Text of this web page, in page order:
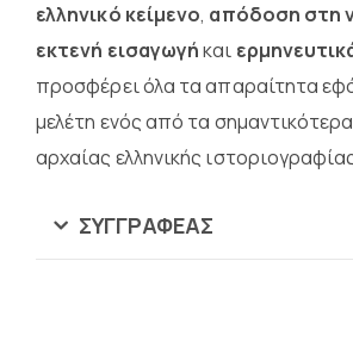
ελληνικό κείμενο, απόδοση στη
εκτενή εισαγωγήκαι
προσφέρει όλα τα απαραίτητα
μελέτη ενός από τα
αρχαίας ελληνικής
ΣΥΓΓΡΑΦΈΑΣ